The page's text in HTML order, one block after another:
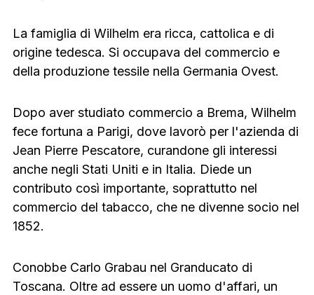
La famiglia di Wilhelm era ricca, cattolica e di
origine tedesca. Si occupava del commercio e
della produzione tessile nella Germania Ovest.
Dopo aver studiato commercio a Brema, Wilhelm
fece fortuna a Parigi, dove lavorò per l'azienda di
Jean Pierre Pescatore, curandone gli interessi
anche negli Stati Uniti e in Italia. Diede un
contributo così importante, soprattutto nel
commercio del tabacco, che ne divenne socio nel
1852.
Conobbe Carlo Grabau nel Granducato di
Toscana. Oltre ad essere un uomo d'affari, un